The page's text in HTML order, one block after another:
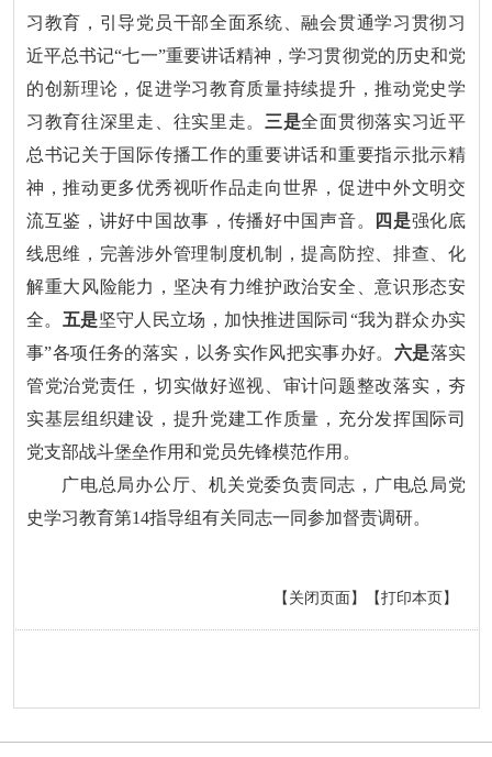
习教育，引导党员干部全面系统、融会贯通学习贯彻习
近平总书记“七一”重要讲话精神，学习贯彻党的历史和党
的创新理论，促进学习教育质量持续提升，推动党史学
习教育往深里走、往实里走。 三是全面贯彻落实习近平
总书记关于国际传播工作的重要讲话和重要指示批示精
神，推动更多优秀视听作品走向世界，促进中外文明交
流互鉴，讲好中国故事，传播好中国声音。
四是强化底
线思维，完善涉外管理制度机制，提高防控、排查、化
解重大风险能力，坚决有力维护政治安全、意识形态安
全。 五是坚守人民立场，加快推进国际司“我为群众办实
事”各项任务的落实，以务实作风把实事办好。 六是落实
管党治党责任，切实做好巡视、审计问题整改落实，夯
实基层组织建设，提升党建工作质量，充分发挥国际司
党支部战斗堡垒作用和党员先锋模范作用。
广电总局办公厅、机关党委负责同志，广电总局党
史学习教育第14指导组有关同志一同参加督责调研。
【打印本页】
【关闭页面】